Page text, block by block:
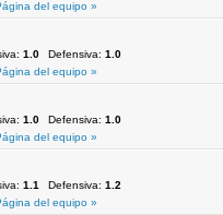
del equipo »
1.0 Defensiva: 1.0
del equipo »
1.0 Defensiva: 1.0
del equipo »
1.1 Defensiva: 1.2
del equipo »